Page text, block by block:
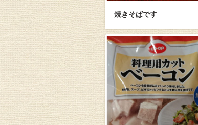
焼きそばです